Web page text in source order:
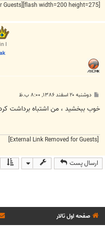
[flash width=200 height=275]
[External Link Removed for Guests]
I
ت
دوشنبه ۲۰ اسفند ۱۳۸۶, ۸:۰۰ ب.ظ
خوب ببخشيد ، من اشتباه برداشت
[External Link Removed for Guests]
ارسال پست
صفحه اول تالار